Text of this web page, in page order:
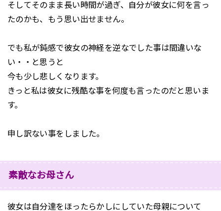
そしてそのまま長い時間が過ぎ、自分が彼女に何を言っ
たのかも、もう思い出せません。
でも私が鈍感で彼女の神経を逆なでした事は間違いな
い・・と思うと
今も少し悲しくなります。
きっと私は彼女に残酷な事を何度も言ったのだと思いま
す。
申し訳ない事をしました。
素敵なお母さん
彼女は自分達をほったらかしにしていた母親について